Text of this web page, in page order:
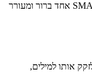
עכשיו חזרי לניסוח שלך וכתבי אותו כמשפט SMART אחד ברור ומעורר
אותו למילים,